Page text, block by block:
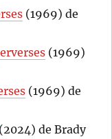
(1969) de
(1969)
(1969) de
(2024) de Brady